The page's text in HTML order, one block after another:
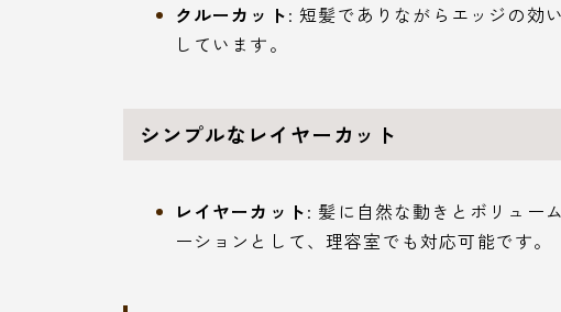
クルーカット: 短髪でありながらエッジの効
しています。
シンプルなレイヤーカット
レイヤーカット: 髪に自然な動きとボリュー
ーションとして、理容室でも対応可能です。